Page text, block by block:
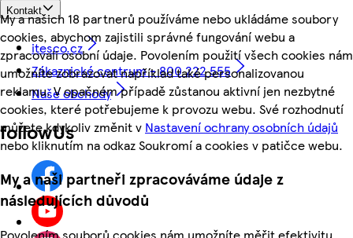
My a našich 18 partnerů používáme nebo ukládáme soubory
cookies, abychom zajistili správné fungování webu a
zpracovali osobní údaje. Povolením použití všech cookies nám
umožníte zobrazovat například také personalizovanou
reklamu. V opačném případě zůstanou aktivní jen nezbytné
cookies, které potřebujeme k provozu webu. Své rozhodnutí
můžete kdykoliv změnit v Nastavení ochrany osobních údajů
nebo kliknutím na odkaz Soukromí a cookies v patičce webu.
My a naši partneři zpracováváme údaje z
následujících důvodů
Kontakt
itesco.cz
Zákaznické centrum - 800 222 555
Naše obchody
followUs